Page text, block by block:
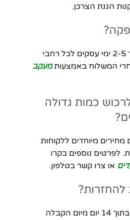
הגנת הצרכן.
המשלוח מתבצע תוך 2-5 ימי עסקים לכל רחבי
המשלוח באמצעותמעקב
כמות גדולה
מחירים מיוחדים ללקוחות
לפרטים נוספים בקרו
או צרו קשר בטלפון.
להחזרות?
ניתן להחזיר מוצרים בתוך 14 יום מיום הקבלה